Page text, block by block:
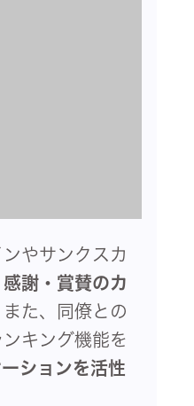
やサンクスカ
感謝・賞賛のカ
また、同僚との
キング機能を
ションを活性